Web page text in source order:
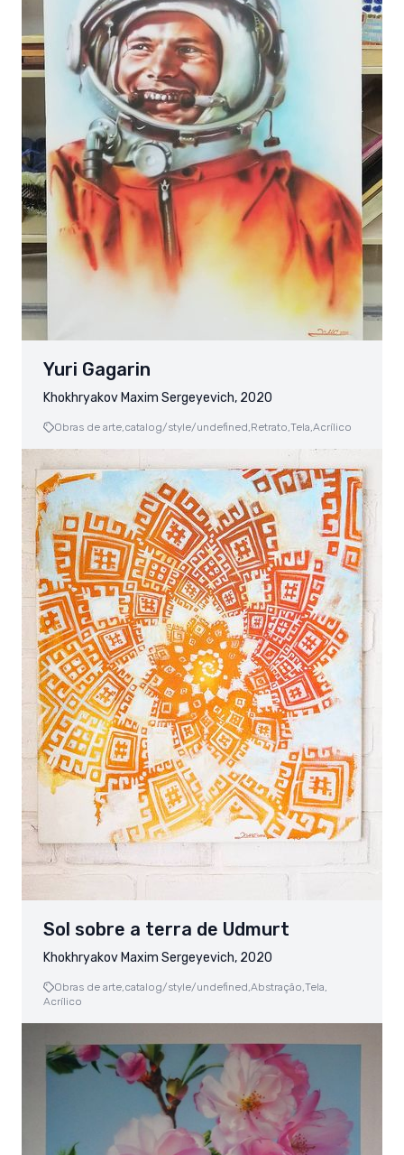
Yuri Gagarin
Khokhryakov Maxim Sergeyevich, 2020
Obras de arte,catalog/style/undefined,Retrato,Tela,Acrílico
Sol sobre a terra de Udmurt
Khokhryakov Maxim Sergeyevich, 2020
Obras de arte,catalog/style/undefined,Abstração,Tela,
Acrílico